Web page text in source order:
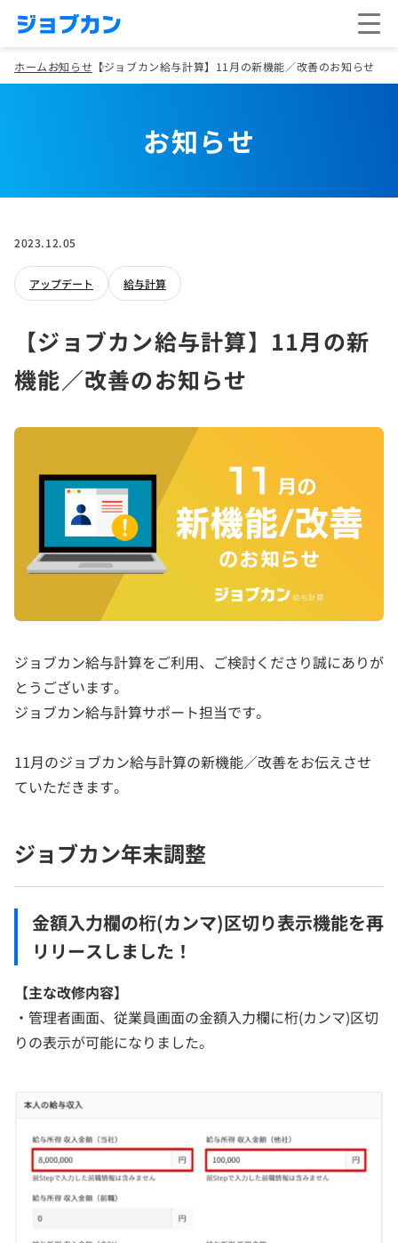
ホームお知らせ 【ジョブカン給与計算】11月の新機能／改善のお知らせ
お知らせ
2023.12.05
アップデート 給与計算
【ジョブカン給与計算】11月の新
機能／改善のお知らせ
ジョブカン給与計算をご利用、ご検討くださり誠にありが
とうございます。
ジョブカン給与計算サポート担当です。
11月のジョブカン給与計算の新機能／改善をお伝えさせ
ていただきます。
ジョブカン年末調整
金額入力欄の桁(カンマ)区切り表示機能を再
リリースしました！
【主な改修内容】
・管理者画面、従業員画面の金額入力欄に桁(カンマ)区切
りの表示が可能になりました。